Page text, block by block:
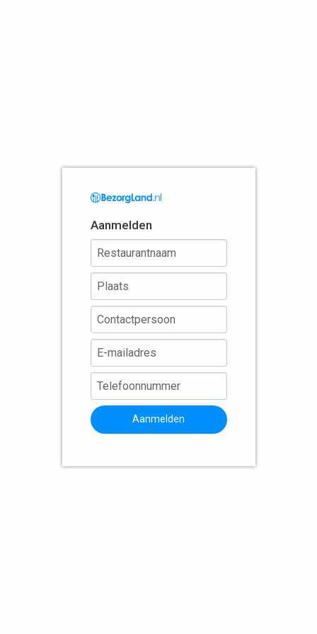
Aanmelden
Aanmelden